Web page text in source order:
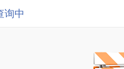
询中